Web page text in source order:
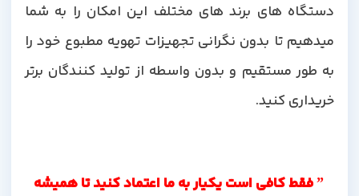
دستگاه های برند های مختلف این امکان را به شما
میدهیم تا بدون نگرانی تجهیزات تهویه مطبوع خود را
به طور مستقیم و بدون واسطه از تولید کنندگان برتر
خریداری کنید.
” فقط کافی است یکیار به ما اعتماد کنید تا همیشه